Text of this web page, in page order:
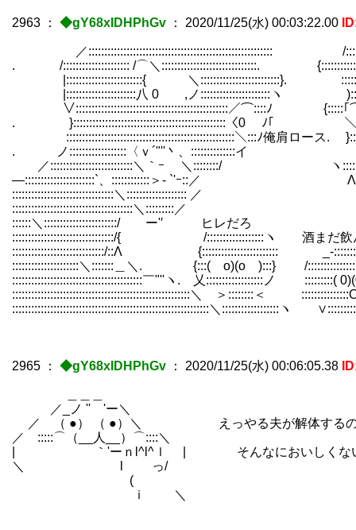
2963 ： ◆gY68xIDHPhGv ： 2020/11/25(水) 00:03:22.00
／:::::::::::::::::::::::::::::::::::::::::::::::::::::::::: /
. /::::::::::::::::::::: /⌒＼::::::::::::::::::::::::::::::.
|::::::::::::::::::::::::{ ＼:::::::::::::::::::::::::}.
|::::::::::::::::::::::八 0 ,ノ::::::::::::::::::::::ヽ
∨::::::::::::::::::::::::::::::::::::::::::::::::／⌒::::ﾉ {:::::｢⌒＼
. }::::::::::::::::::::::::::::::::::::::::::::::::〈0 ﾉ｢ ＼::. ０
:::::::::::::::::::::::::::::::::::::::::::::::::::::＼:::ﾉ俺肩ロース. }:::ｰ/
. ノ::::::::::::::::::〈ｖ´"''丶、::::::::::::::イ ::／
／::::::::::::::::::::::::::＼｀ｰ ＼::::::::/ ヽ
―::::::::::::::::::::::`、::::::::::::＞- `'ｰ::／
::::::::::::::::::::::::::::::::＼::::::::::::::::::: ／ ＼
::::::::::::::::::::::::::::::::::::::＼:::::::::／ ＼
::::::＼:::::::::::::::::::::::/ ー'′ ヒレだろ ＼
::::::::::::::::::::::::::::::::/{ /::::::::::::::::::ヽ 酒まだ飲んじ
:::::::::::::::::::::::::::::/::Λ {:::::::::::::::::::::::: _-
:::::::::::::::::::::＼:::::::＿＼. {:::( o)(o ):::} /
:::::::::::::::::::::::::::::::::::::::::￣"''ヽ. 乂::::::::::::::::::ノ :::::::::( 0)(0
::::::::::::::::::::::::::::::::::::::::::::::::::::::::＼ ＞::::::::＜
::::::::::::::::::::::::::::::::::::::::::::::::::::::::::::::＼::::::::::::::::::ヽ
2965 ： ◆gY68xIDHPhGv ： 2020/11/25(水) 00:06:05.38
／_ノ '' 'ー＼
／ （ ●） （ ●）＼ えっやる夫が解体するの
／ :::::⌒（__人__）⌒::::＼
| ｀'ーｎl^l^ｌ | そんなにおいしくない
＼ l っ/
( ゝ
ｉ ＼